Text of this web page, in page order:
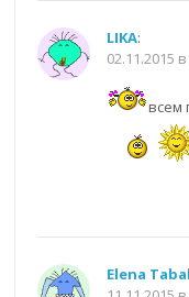
LIKA:
02.11.2015
всем
Elena